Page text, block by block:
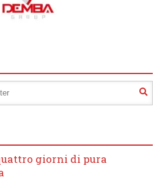
giorni di pura